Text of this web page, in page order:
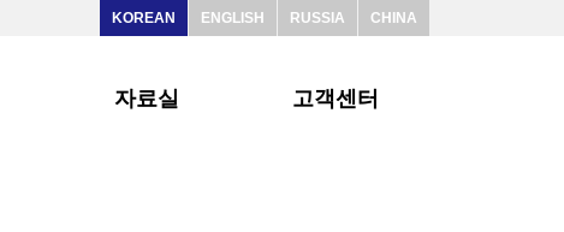
KOREAN ENGLISH RUSSIA CHINA
자료실 고객센터